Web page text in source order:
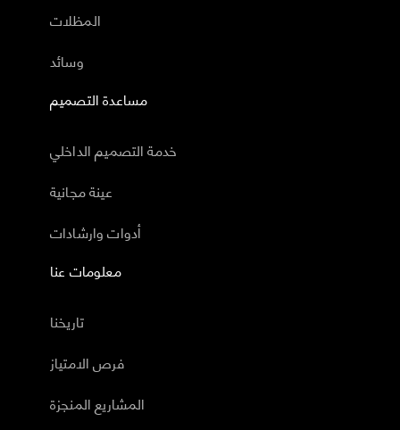
المظلات
وسائد
مساعدة التصميم
خدمة التصميم الداخلي
عينة مجانية
أدوات وارشادات
معلومات عنا
تاريخنا
فرص الامتياز
المشاريع المنجزة